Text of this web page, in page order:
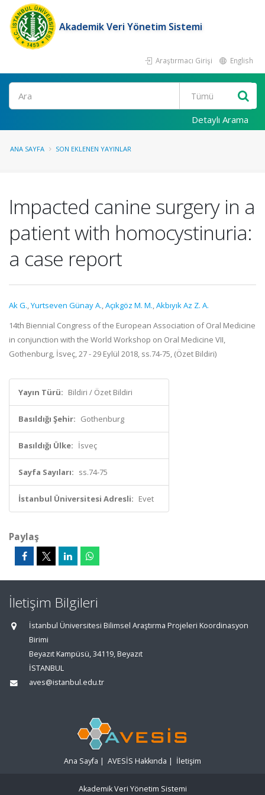
Akademik Veri Yönetim Sistemi
Araştırmacı Girişi English
Ara
Detaylı Arama
ANA SAYFA SON EKLENEN YAYINLAR
Impacted canine surgery in a
patient with homocystinuria:
a case report
Ak G.,Yurtseven Günay A.,Açıkgöz M. M.,Akbıyık Az Z. A.
14th Biennial Congress of the European Association of Oral Medicine
in conjunction with the World Workshop on Oral Medicine VII,
Gothenburg, İsveç, 27 - 29 Eylül 2018, ss.74-75, (Özet Bildiri)
Yayın Türü: Bildiri / Özet Bildiri
Basıldığı Şehir: Gothenburg
Basıldığı Ülke: İsveç
Sayfa Sayıları: ss.74-75
İstanbul Üniversitesi Adresli: Evet
Paylaş
İletişim Bilgileri
İstanbul Üniversitesi Bilimsel Araştırma Projeleri Koordinasyon
Birimi
Beyazıt Kampüsü, 34119, Beyazıt
İSTANBUL
aves@istanbul.edu.tr
Ana Sayfa | AVESİS Hakkında | İletişim
Akademik Veri Yönetim Sistemi